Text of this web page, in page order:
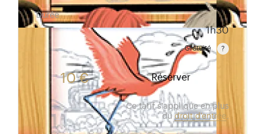
Durée
1h30
Gratuité
Gratuit pour les enfants de moins de 10 ans.Tarif
10 € Réserver
Ce tarif s'applique en plus
du droit d'entrée.